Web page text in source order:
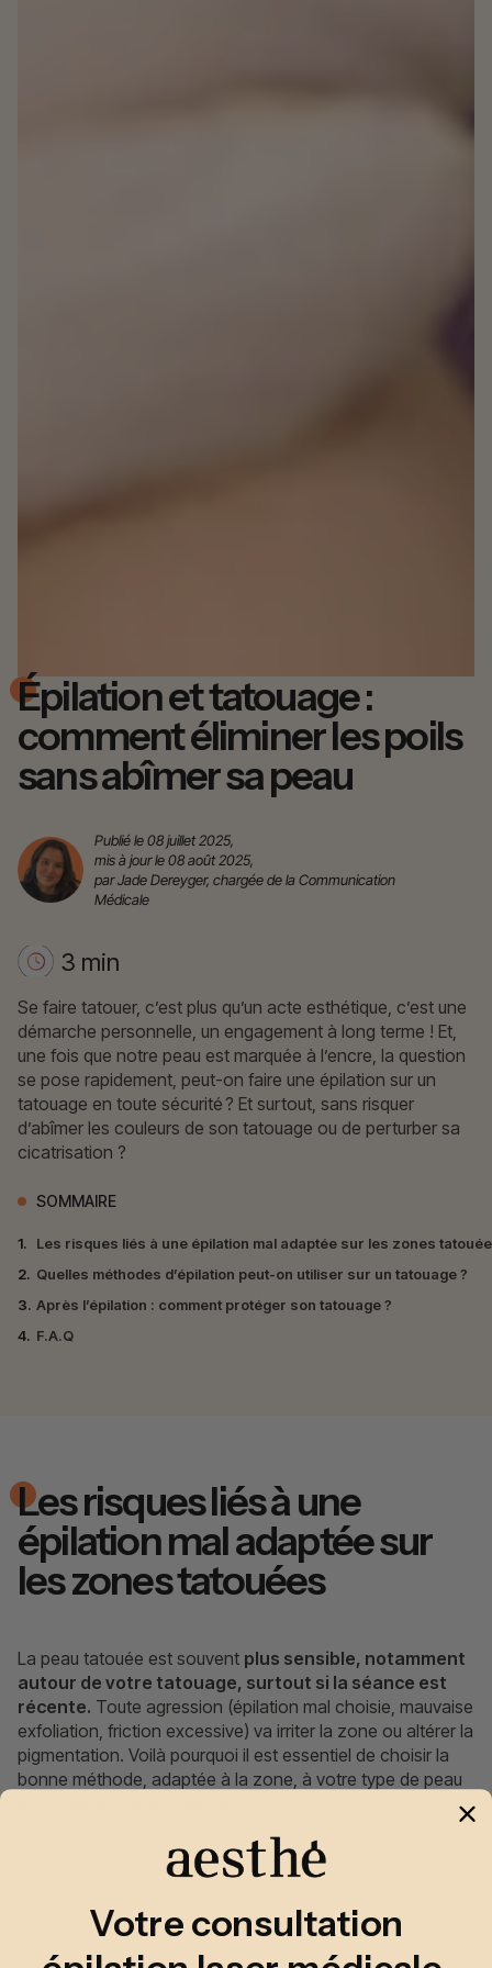
Épilation et tatouage :
comment éliminer les poils
sans abîmer sa peau
Publié le 08 juillet 2025,
mis à jour le 08 août 2025,
par Jade Dereyger, chargée de la Communication
Médicale
3 min
Se faire tatouer, c’est plus qu’un acte esthétique, c’est une
démarche personnelle, un engagement à long terme ! Et,
une fois que notre peau est marquée à l’encre, la question
se pose rapidement, peut-on faire une épilation sur un
tatouage en toute sécurité ? Et surtout, sans risquer
d’abîmer les couleurs de son tatouage ou de perturber sa
cicatrisation ?
SOMMAIRE
1.
Les risques liés à une épilation mal adaptée sur les zones
2. Quelles méthodes d’épilation peut-on utiliser sur un tatouage ?
3. Après l’épilation : comment protéger son tatouage ?
4. F.A.Q
Les risques liés à une
épilation mal adaptée sur
les zones tatouées
La peau tatouée est souvent plus sensible, notamment
autour de votre tatouage, surtout si la séance est
récente. Toute agression (épilation mal choisie, mauvaise
exfoliation, friction excessive) va irriter la zone ou altérer la
pigmentation. Voilà pourquoi il est essentiel de choisir la
bonne méthode, adaptée à la zone, à votre type de peau
Votre consultation